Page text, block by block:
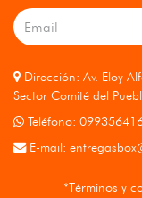
Dirección: Av. Eloy
Sector Comité del
Teléfono:
E-mail:
*Términos y